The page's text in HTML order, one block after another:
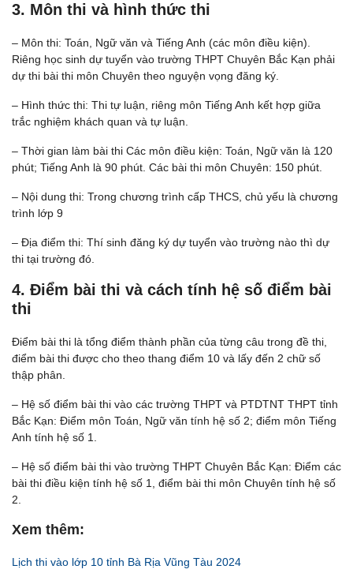
3. Môn thi và hình thức thi
– Môn thi: Toán, Ngữ văn và Tiếng Anh (các môn điều kiện).
Riêng học sinh dự tuyển vào trường THPT Chuyên Bắc Kạn phải
dự thi bài thi môn Chuyên theo nguyện vọng đăng ký.
– Hình thức thi: Thi tự luận, riêng môn Tiếng Anh kết hợp giữa
trắc nghiệm khách quan và tự luận.
– Thời gian làm bài thi Các môn điều kiện: Toán, Ngữ văn là 120
phút; Tiếng Anh là 90 phút. Các bài thi môn Chuyên: 150 phút.
– Nội dung thi: Trong chương trình cấp THCS, chủ yếu là chương
trình lớp 9
– Địa điểm thi: Thí sinh đăng ký dự tuyển vào trường nào thì dự
thi tại trường đó.
4. Điểm bài thi và cách tính hệ số điểm bài
thi
Điểm bài thi là tổng điểm thành phần của từng câu trong đề thi,
điểm bài thi được cho theo thang điểm 10 và lấy đến 2 chữ số
thập phân.
– Hệ số điểm bài thi vào các trường THPT và PTDTNT THPT tỉnh
Bắc Kạn: Điểm môn Toán, Ngữ văn tính hệ số 2; điểm môn Tiếng
Anh tính hệ số 1.
– Hệ số điểm bài thi vào trường THPT Chuyên Bắc Kạn: Điểm các
bài thi điều kiện tính hệ số 1, điểm bài thi môn Chuyên tính hệ số
2.
Xem thêm:
Lịch thi vào lớp 10 tỉnh Bà Rịa Vũng Tàu 2024